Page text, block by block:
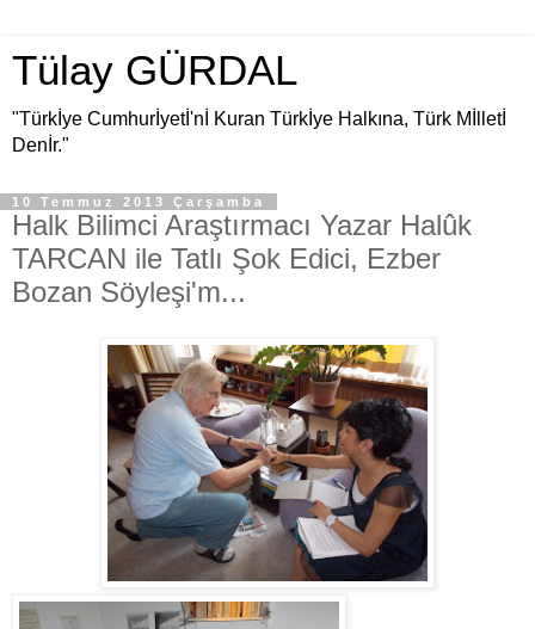
Tülay GÜRDAL
"Türkİye Cumhurİyetİ'nİ Kuran Türkİye Halkına, Türk Mİlletİ
Denİr."
10 Temmuz 2013 Çarşamba
Halk Bilimci Araştırmacı Yazar Halûk
TARCAN ile Tatlı Şok Edici, Ezber
Bozan Söyleşi'm...